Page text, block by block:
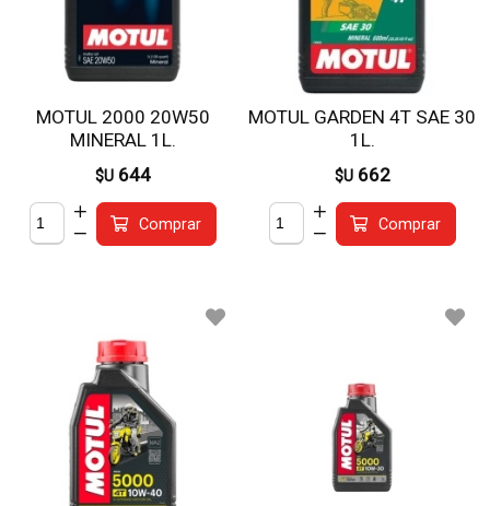
MOTUL 2000 20W50
MINERAL 1L.
$U 644
Comprar
MOTUL GARDEN 4T SAE 30
1L.
$U 662
Comprar